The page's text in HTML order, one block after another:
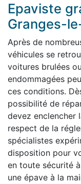
Epaviste
Granges-
Après de
véhicules se
voitures brulées
endommagées
ces conditions.
possibilité de
devez enclencher
respect de la
spécialistes
disposition pour
en toute sécurité
une épave à la